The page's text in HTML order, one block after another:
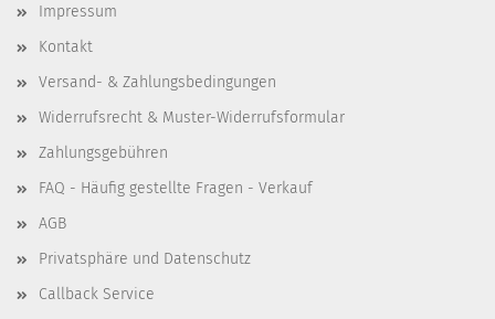
Impressum
Kontakt
Versand- & Zahlungsbedingungen
Widerrufsrecht & Muster-Widerrufsformular
Zahlungsgebühren
FAQ - Häufig gestellte Fragen - Verkauf
AGB
Privatsphäre und Datenschutz
Callback Service